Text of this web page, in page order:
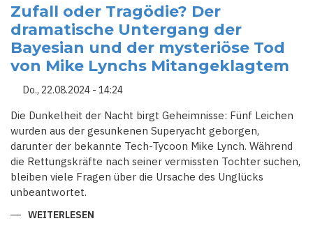
SIZILIEN:
LETZTE
OPFER
DER
GESUNKENEN
LUXUS-
YACHT
IDENTIFIZIERT
Zufall oder Tragödie? Der
dramatische Untergang der
Bayesian und der mysteriöse Tod
von Mike Lynchs Mitangeklagtem
Do., 22.08.2024 - 14:24
Die Dunkelheit der Nacht birgt Geheimnisse: Fünf Leichen
wurden aus der gesunkenen Superyacht geborgen,
darunter der bekannte Tech-Tycoon Mike Lynch. Während
die Rettungskräfte nach seiner vermissten Tochter suchen,
bleiben viele Fragen über die Ursache des Unglücks
unbeantwortet.
WEITERLESEN